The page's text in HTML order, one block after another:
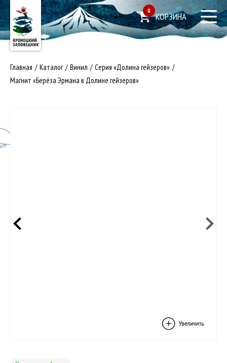
0
КОРЗИНА
Главная / Каталог / Винил / Серия «Долина гейзеров» /
Магнит «Берёза Эрмана в Долине гейзеров»